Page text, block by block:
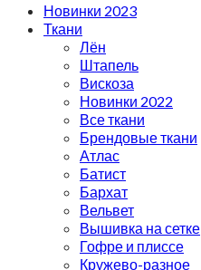
Новинки 2023
Ткани
Лён
Штапель
Вискоза
Новинки 2022
Все ткани
Брендовые ткани
Атлас
Батист
Бархат
Вельвет
Вышивка на сетке
Гофре и плиссе
Кружево-разное